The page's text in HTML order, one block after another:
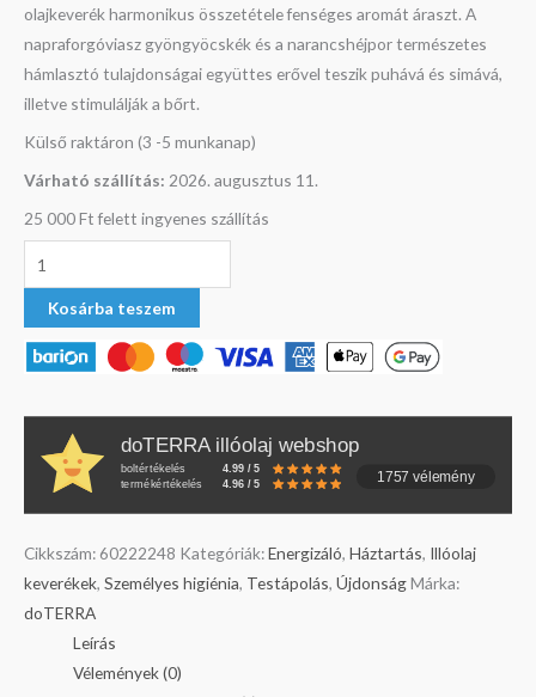
olajkeverék harmonikus összetétele fenséges aromát áraszt. A
napraforgóviasz gyöngyöcskék és a narancshéjpor természetes
hámlasztó tulajdonságai együttes erővel teszik puhává és simává,
illetve stimulálják a bőrt.
Külső raktáron (3 -5 munkanap)
Várható szállítás: 2026. augusztus 11.
25 000 Ft felett ingyenes szállítás
Kosárba teszem
doTERRA illóolaj webshop
boltértékelés 4.99 / 5
termékértékelés 4.96 / 5 1757 vélemény
Cikkszám: 60222248 Kategóriák:Energizáló, Háztartás, Illóolaj
keverékek, Személyes higiénia, Testápolás, ÚjdonságMárka:
doTERRA
Leírás
Vélemények (0)